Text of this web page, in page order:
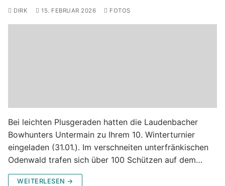
DIRK 15. FEBRUAR 2026 FOTOS
Bei leichten Plusgeraden hatten die Laudenbacher
Bowhunters Untermain zu Ihrem 10. Winterturnier
eingeladen (31.01.). Im verschneiten unterfränkischen
Odenwald trafen sich über 100 Schützen auf dem…
WEITERLESEN →